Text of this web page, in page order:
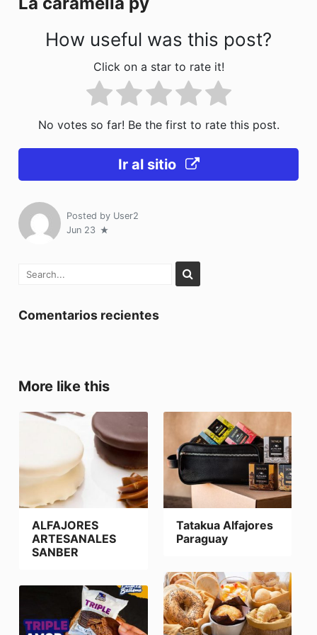
k
How useful was this post?
Click on a star to rate it!
No votes so far! Be the first to rate this post.
Ir al sitio
Posted by User2
Jun 23
Comentarios recientes
More like this
ALFAJORES
ARTESANALES
SANBER
Tatakua Alfajores
Paraguay